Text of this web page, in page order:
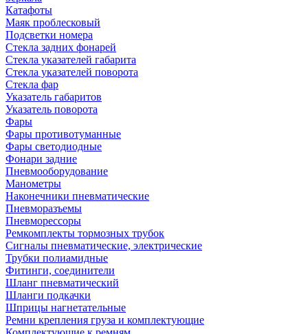
Катафоты
Маяк проблесковый
Подсветки номера
Стекла задних фонарей
Стекла указателей габарита
Стекла указателей поворота
Стекла фар
Указатель габаритов
Указатель поворота
Фары
Фары противотуманные
Фары светодиодные
Фонари задние
Пневмооборудование
Манометры
Наконечники пневматические
Пневморазъемы
Пневморессоры
Ремкомплекты тормозных трубок
Сигналы пневматические, электрические
Трубки полиамидные
Фитинги, соединители
Шланг пневматический
Шланги подкачки
Шприцы нагнетательные
Ремни крепления груза и комплектующие